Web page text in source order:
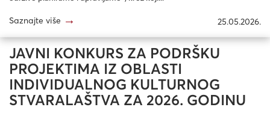
Saznajte više → 25.05.2026.
JAVNI KONKURS ZA PODRŠKU
PROJEKTIMA IZ OBLASTI
INDIVIDUALNOG KULTURNOG
STVARALAŠTVA ZA 2026. GODINU